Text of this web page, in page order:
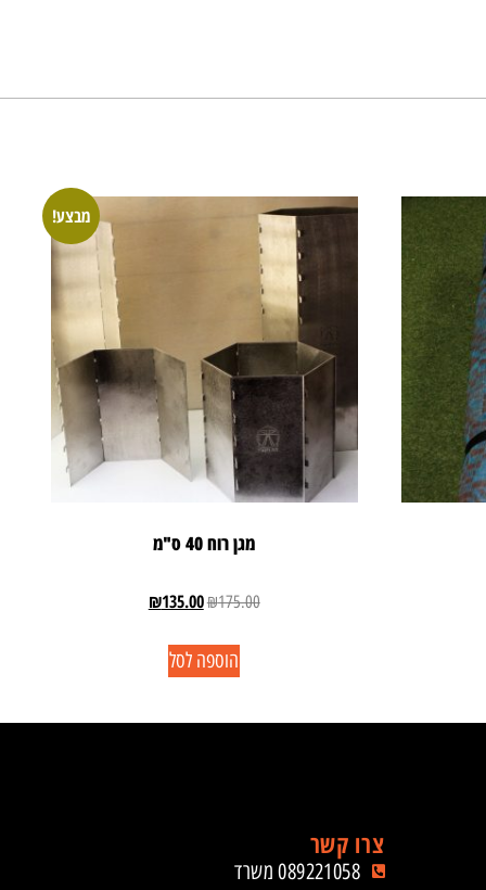
מבצע!
מגן רוח 40 ס"מ
₪175.00
₪135.00
הוספה לסל
צרו קשר
089221058 משרד